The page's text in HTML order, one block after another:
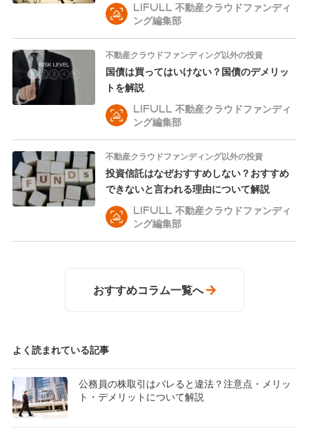
LIFULL 不動産クラウドファンディ
ング編集部
不動産クラウドファンディング以外の投資
国債は買ってはいけない？国債のデメリッ
トを解説
LIFULL 不動産クラウドファンディ
ング編集部
不動産クラウドファンディング以外の投資
投資信託はなぜおすすめしない？おすすめ
できないと言われる理由について解説
LIFULL 不動産クラウドファンディ
ング編集部
おすすめコラム一覧へ
よく読まれている記事
公務員の株取引はバレると違法？注意点・メリッ
ト・デメリットについて解説